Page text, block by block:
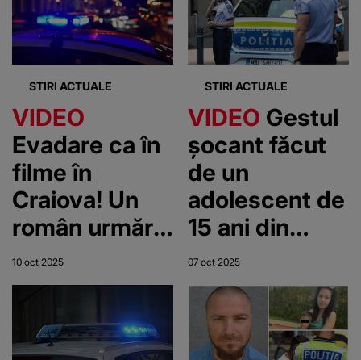
STIRI ACTUALE
VIDEO
Evadare ca în
filme în
Craiova! Un
român urmărit
internațional a
fugit chiar din
curtea Poliției
10 oct 2025
STIRI ACTUALE
VIDEO Gestul
șocant făcut
de un
adolescent de
15 ani din
Sibiu după o
ceartă în
familie. Băiatul
a pus
07 oct 2025